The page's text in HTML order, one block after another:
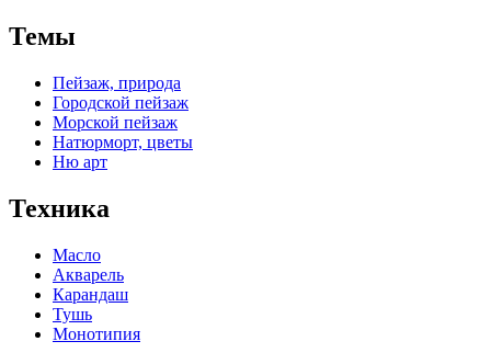
Темы
Пейзаж, природа
Городской пейзаж
Морской пейзаж
Натюрморт, цветы
Ню арт
Техника
Масло
Акварель
Карандаш
Тушь
Монотипия